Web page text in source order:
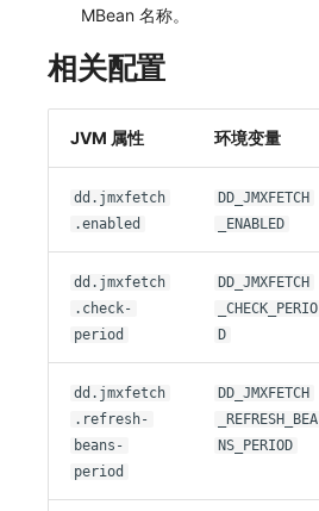
MBean 名称。
相关配置
JVM 属性 环境变量
dd.jmxfetch
.enabled
DD_JMXFETCH
_ENABLED
dd.jmxfetch
.check-
period
DD_JMXFETCH
_CHECK_PERIO
D
dd.jmxfetch
.refresh-
beans-
period
DD_JMXFETCH
_REFRESH_BEA
NS_PERIOD